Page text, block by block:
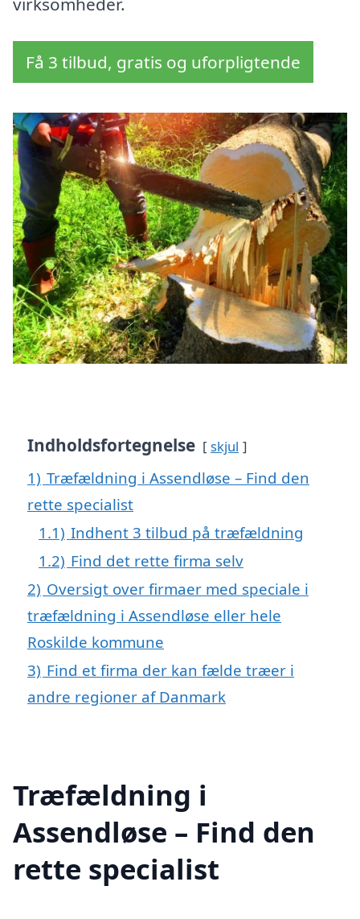
Få 3 tilbud, gratis og uforpligtende
Indholdsfortegnelse skjul
1) Træfældning i Assendløse – Find den
rette specialist
1.1) Indhent 3 tilbud på træfældning
1.2) Find det rette firma selv
2) Oversigt over firmaer med speciale i
træfældning i Assendløse eller hele
Roskilde kommune
3) Find et firma der kan fælde træer i
andre regioner af Danmark
Træfældning i
Assendløse – Find den
rette specialist